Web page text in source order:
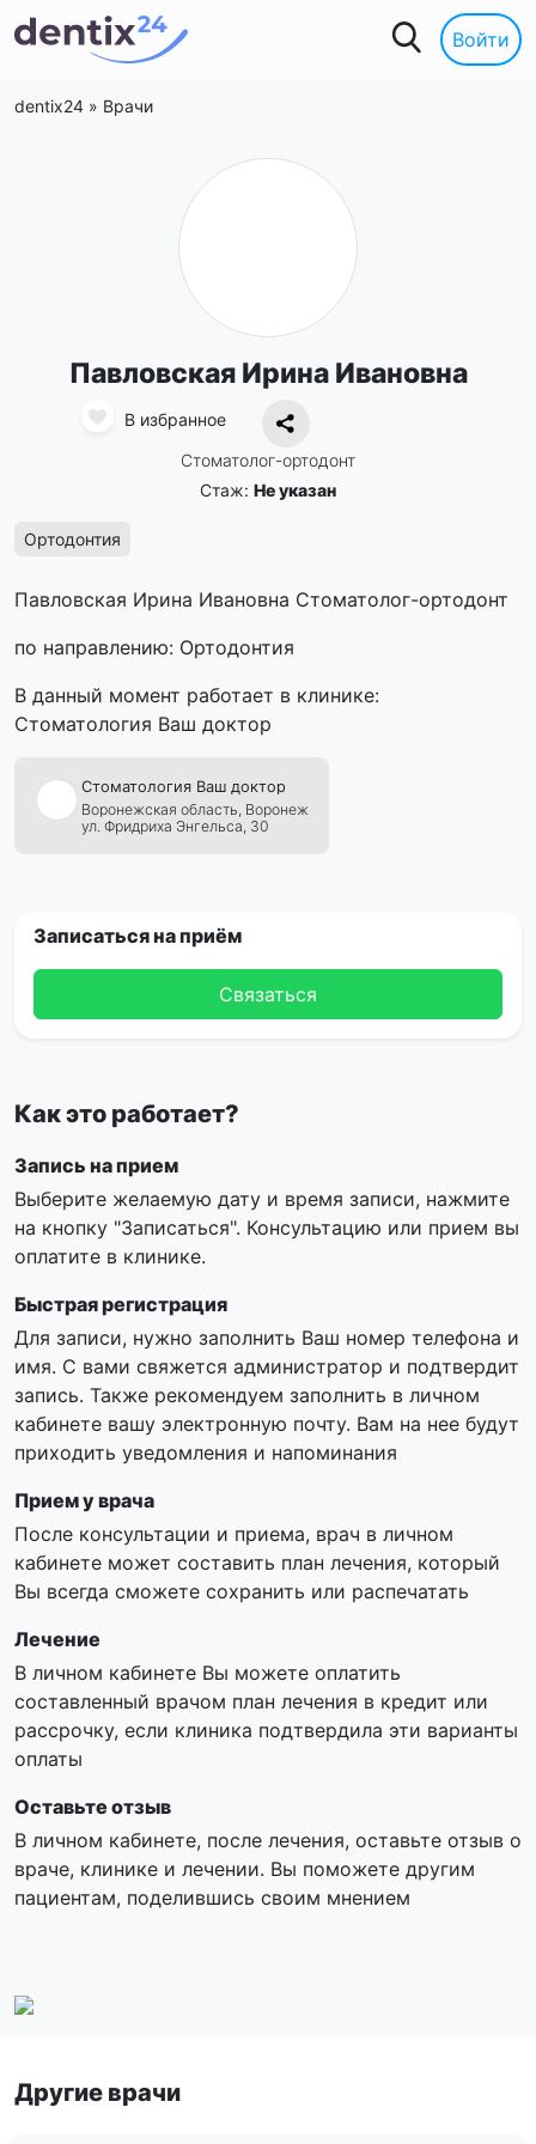
Войти
dentix24 » Врачи
Павловская Ирина Ивановна
В избранное
Стоматолог-ортодонт
Стаж: Не указан
Ортодонтия
Павловская Ирина Ивановна Стоматолог-ортодонт
по направлению: Ортодонтия
В данный момент работает в клинике:
Стоматология Ваш доктор
Стоматология Ваш доктор
Воронежская область, Воронеж
ул. Фридриха Энгельса, 30
Записаться на приём
Связаться
Как это работает?
Запись на прием
Выберите желаемую дату и время записи, нажмите
на кнопку "Записаться". Консультацию или прием вы
оплатите в клинике.
Быстрая регистрация
Для записи, нужно заполнить Ваш номер телефона и
имя. С вами свяжется администратор и подтвердит
запись. Также рекомендуем заполнить в личном
кабинете вашу электронную почту. Вам на нее будут
приходить уведомления и напоминания
Прием у врача
После консультации и приема, врач в личном
кабинете может составить план лечения, который
Вы всегда сможете сохранить или распечатать
Лечение
В личном кабинете Вы можете оплатить
составленный врачом план лечения в кредит или
рассрочку, если клиника подтвердила эти варианты
оплаты
Оставьте отзыв
В личном кабинете, после лечения, оставьте отзыв о
враче, клинике и лечении. Вы поможете другим
пациентам, поделившись своим мнением
Другие врачи